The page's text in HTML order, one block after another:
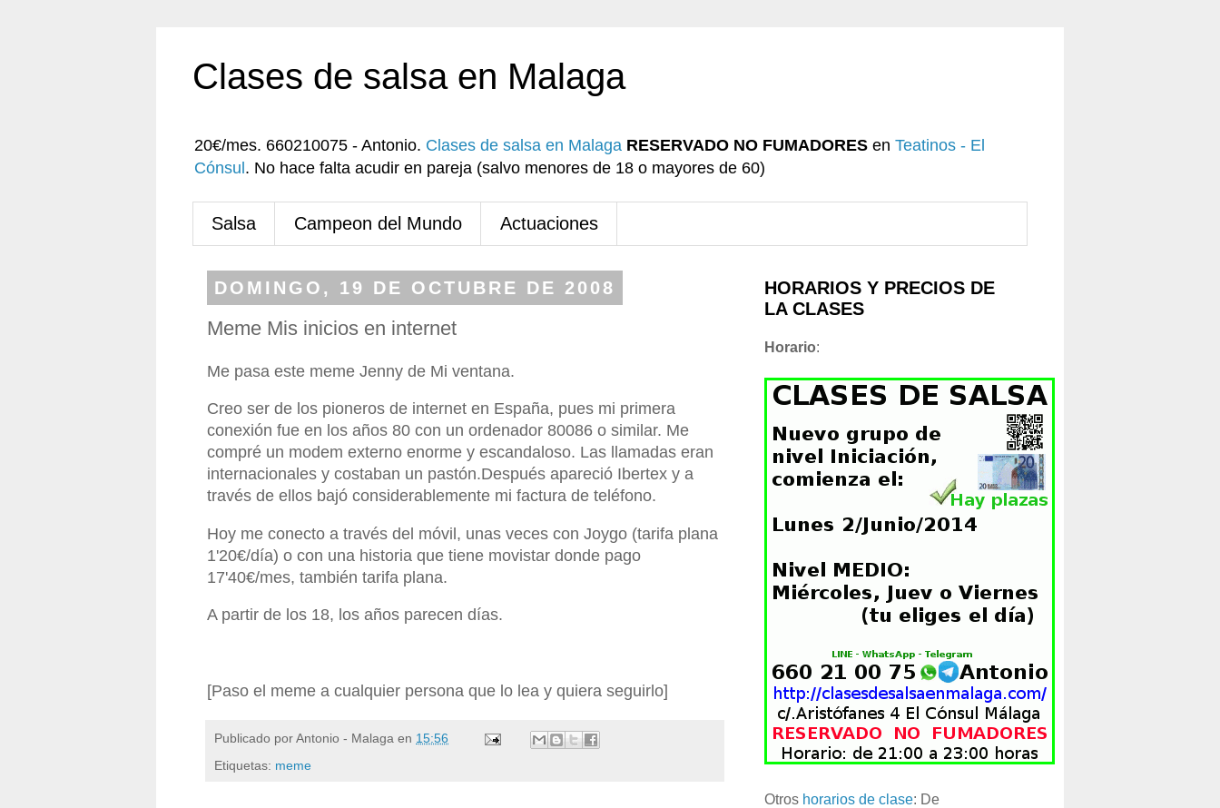
Clases de salsa en Malaga
20€/mes. 660210075 - Antonio. Clases de salsa en Malaga RESERVADO NO FUMADORES en Teatinos - El
Cónsul . No hace falta acudir en pareja (salvo menores de 18 o mayores de 60)
Salsa Campeon del Mundo Actuaciones
DOMINGO, 19 DE OCTUBRE DE 2008
Meme Mis inicios en internet
Me pasa este meme Jenny de Mi ventana.
Creo ser de los pioneros de internet en España, pues mi primera
conexión fue en los años 80 con un ordenador 80086 o similar. Me
compré un modem externo enorme y escandaloso. Las llamadas eran
internacionales y costaban un pastón.Después apareció Ibertex y a
través de ellos bajó considerablemente mi factura de teléfono.
Hoy me conecto a través del móvil, unas veces con Joygo (tarifa plana
1'20€/día) o con una historia que tiene movistar donde pago
17'40€/mes, también tarifa plana.
A partir de los 18, los años parecen días.
[Paso el meme a cualquier persona que lo lea y quiera seguirlo]
Publicado porAntonio - Malaga en 15:56
Etiquetas: meme
HORARIOS Y PRECIOS DE
LA CLASES
Horario:
Otros horarios de clase: De